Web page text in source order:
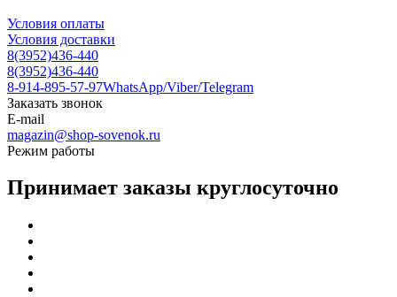
Условия оплаты
Условия доставки
8(3952)436-440
8(3952)436-440
8-914-895-57-97WhatsApp/Viber/Telegram
Заказать звонок
E-mail
magazin@shop-sovenok.ru
Режим работы
Принимает заказы круглосуточно